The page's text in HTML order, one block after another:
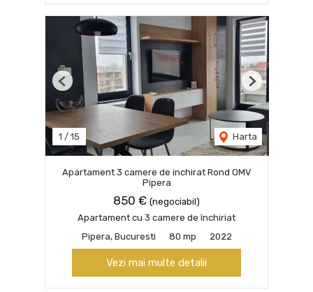
1 / 15 Harta
Previous Next
Apartament 3 camere de inchirat Rond OMV
Pipera
850 € (negociabil)
Apartament cu 3 camere de închiriat
Pipera, Bucuresti
80 mp 2022
Vezi mai multe detalii